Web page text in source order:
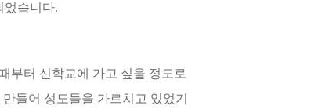
었습니다.
부터 신학교에 가고 싶을 정도로
들어 성도들을 가르치고 있었기